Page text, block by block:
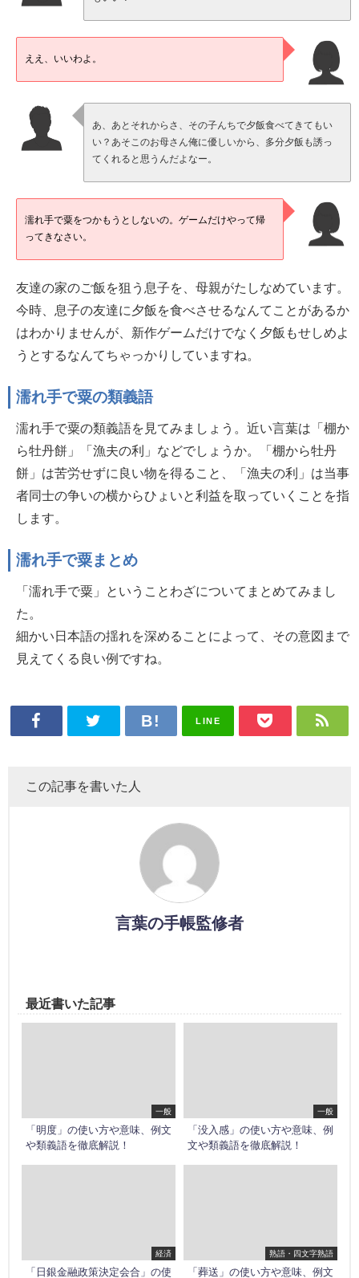
ええ、いいわよ。
あ、あとそれからさ、その子んちで夕飯食べてきてもい
い？あそこのお母さん俺に優しいから、多分夕飯も誘っ
てくれると思うんだよなー。
濡れ手で粟をつかもうとしないの。ゲームだけやって帰
ってきなさい。
友達の家のご飯を狙う息子を、母親がたしなめています。
今時、息子の友達に夕飯を食べさせるなんてことがあるか
はわかりませんが、新作ゲームだけでなく夕飯もせしめよ
うとするなんてちゃっかりしていますね。
濡れ手で粟の類義語
濡れ手で粟の類義語を見てみましょう。近い言葉は「棚か
ら牡丹餅」「漁夫の利」などでしょうか。「棚から牡丹
餅」は苦労せずに良い物を得ること、「漁夫の利」は当事
者同士の争いの横からひょいと利益を取っていくことを指
します。
濡れ手で粟まとめ
「濡れ手で粟」ということわざについてまとめてみまし
た。
細かい日本語の揺れを深めることによって、その意図まで
見えてくる良い例ですね。
LINE
この記事を書いた人
言葉の手帳監修者
最近書いた記事
一般
「明度」の使い方や意味、例文
や類義語を徹底解説！
一般
「没入感」の使い方や意味、例
文や類義語を徹底解説！
経済
「日銀金融政策決定会合」の使
熟語・四文字熟語
「葬送」の使い方や意味、例文